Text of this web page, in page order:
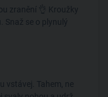
zranění 👌 Kroužky
Snaž se o plynulý
vstávej. Tahem, ne